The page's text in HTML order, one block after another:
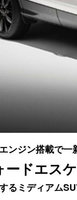
ンジン搭載で一
ードエス
るミディアム